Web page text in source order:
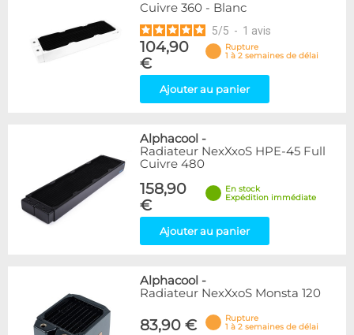
Cuivre 360 - Blanc
5/5 - 1 avis
104,90
€
Rupture
1 à 2 semaines de délai
Ajouter au panier
Alphacool -
Radiateur NexXxoS HPE-45 Full
Cuivre 480
158,90
€
En stock
Expédition immédiate
Ajouter au panier
Alphacool -
Radiateur NexXxoS Monsta 120
83,90 €
Rupture
1 à 2 semaines de délai